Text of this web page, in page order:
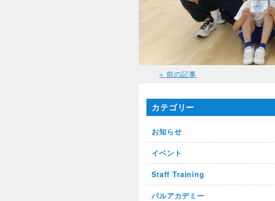
« 前の記事
カテゴリー
お知らせ
イベント
Staff Training
パルアカデミー